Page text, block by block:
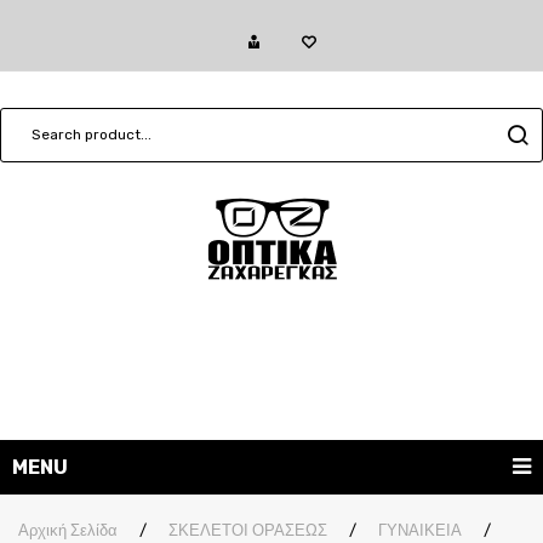
MENU
ΓΥΑΛΙΑ ΗΛΙΟΥ
Αρχική Σελίδα / ΣΚΕΛΕΤΟΙ ΟΡΑΣΕΩΣ / ΓΥΝΑΙΚΕΙΑ
/